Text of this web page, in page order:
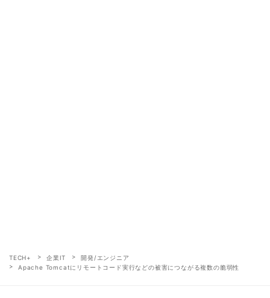
TECH+ 企業IT
開発/エンジニア
Apache Tomcatにリモートコード実行などの被害につながる複数の脆弱性